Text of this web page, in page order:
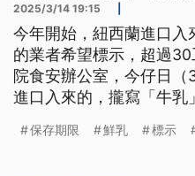
2025/3/14 19:15
今年開始，紐西蘭進口
的業者希望標示，超過
院食安辦公室，今仔日
進口入來的，攏寫「牛乳
備，明（2026）年七月
保存期限 鮮乳 標示